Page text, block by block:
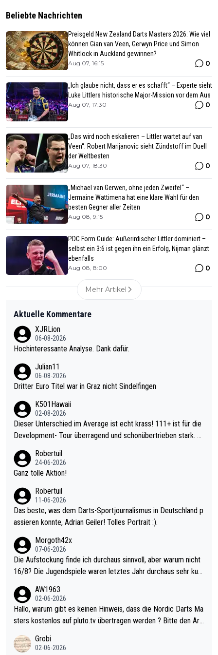
Beliebte Nachrichten
Preisgeld New Zealand Darts Masters 2026: Wie viel
können Gian van Veen, Gerwyn Price und Simon
Whitlock in Auckland gewinnen?
Aug 07, 16:15 0
„Ich glaube nicht, dass er es schafft“ – Experte sieht
Luke Littlers historische Major-Mission vor dem Aus
Aug 07, 17:30 0
„Das wird noch eskalieren – Littler wartet auf van
Veen“: Robert Marijanovic sieht Zündstoff im Duell
der Weltbesten
Aug 07, 18:30 0
„Michael van Gerwen, ohne jeden Zweifel“ –
Jermaine Wattimena hat eine klare Wahl für den
besten Gegner aller Zeiten
Aug 08, 9:15 0
PDC Form Guide: Außerirdischer Littler dominiert –
selbst ein 3:6 ist gegen ihn ein Erfolg, Nijman glänzt
ebenfalls
Aug 08, 8:00 0
Mehr Artikel
Aktuelle Kommentare
XJRLion
06-08-2026
Hochinteressante Analyse. Dank dafür.
Julian11
06-08-2026
Dritter Euro Titel war in Graz nicht Sindelfingen
K501Hawaii
02-08-2026
Dieser Unterschied im Average ist echt krass! 111+ ist für die
Development- Tour überragend und schonübertrieben stark. U
mal 40+ erst recht. Da gewinnst keinen Blumentopf - ist ja noc
h krasser wie ein Pokalspiel eines Kreisligisten vs einem Bund
Robertuil
24-06-2026
Ganz tolle Aktion!
Robertuil
11-06-2026
Das beste, was dem Darts-Sportjournalismus in Deutschland p
assieren konnte, Adrian Geiler! Tolles Portrait :).
Morgoth42x
07-06-2026
Die Aufstockung finde ich durchaus sinnvoll, aber warum nicht
16/8? Die Jugendspiele waren letztes Jahr durchaus sehr kurz
Allerdings ist Mitchell Lawrie als Nummer 1 der Welt eh qualifi
ziert. Somit ändert die automatische Qualifikation des Weltmei
sters erstmal nichts. Ich denke sie wollen damit für nächstes J
ohl wenig WDF Turniere spielen. Dies war bei Archie Self letzt
AW1963
02-06-2026
Hallo, warum gibt es keinen Hinweis, dass die Nordic Darts Ma
sters kostenlos auf pluto.tv übertragen werden ? Bitte den Arti
Grobi
02-06-2026